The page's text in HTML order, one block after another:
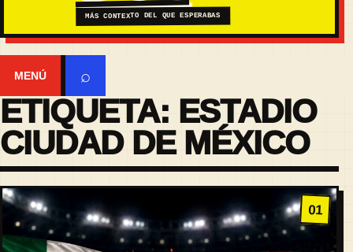
MÁS CONTEXTO DEL QUE ESPERABAS
MENÚ ⌕
ETIQUETA: ESTADIO
CIUDAD DE MÉXICO
01